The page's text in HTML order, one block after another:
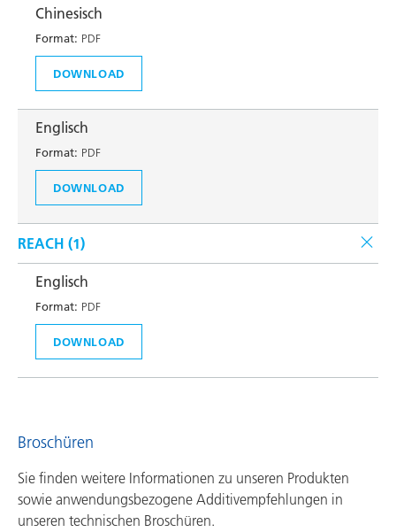
Chinesisch
Format: PDF
DOWNLOAD
Englisch
Format: PDF
DOWNLOAD
REACH (1)
Englisch
Format: PDF
DOWNLOAD
Broschüren
Sie finden weitere Informationen zu unseren Produkten
sowie anwendungsbezogene Additivempfehlungen in
unseren technischen Broschüren.